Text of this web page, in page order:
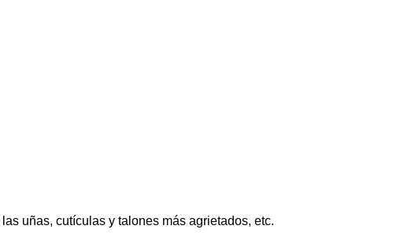
uñas, cutículas y talones más agrietados, etc.